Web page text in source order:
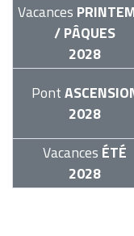
Vacances
/ PÂQUES
2028
Pont
2028
Vacances ÉTÉ
2028